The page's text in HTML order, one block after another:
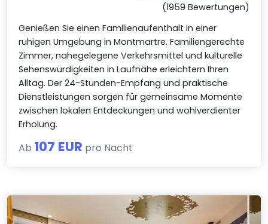
(1959 Bewertungen)
Genießen Sie einen Familienaufenthalt in einer
ruhigen Umgebung in Montmartre. Familiengerechte
Zimmer, nahegelegene Verkehrsmittel und kulturelle
Sehenswürdigkeiten in Laufnähe erleichtern Ihren
Alltag. Der 24-Stunden-Empfang und praktische
Dienstleistungen sorgen für gemeinsame Momente
zwischen lokalen Entdeckungen und wohlverdienter
Erholung.
Ab 107 EUR pro Nacht